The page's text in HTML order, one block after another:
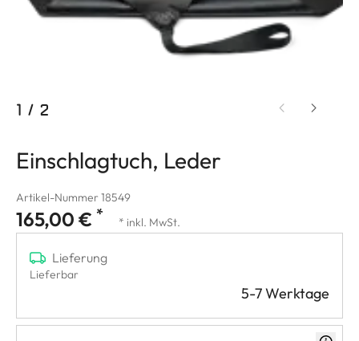
1 / 2
Einschlagtuch, Leder
Artikel-Nummer 18549
165,00 € * * inkl. MwSt.
Lieferung
Lieferbar
5-7 Werktage